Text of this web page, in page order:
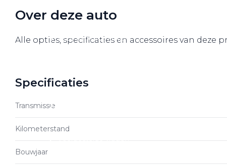
Over elektrisch rijden
Over elektrisch rijden
Shuttel laadoplossingen
Veelgestelde vragen
Over deze auto
Alle opties, specificaties en accessoires van deze
Specificaties
Transmissie
Kilometerstand
Bouwjaar